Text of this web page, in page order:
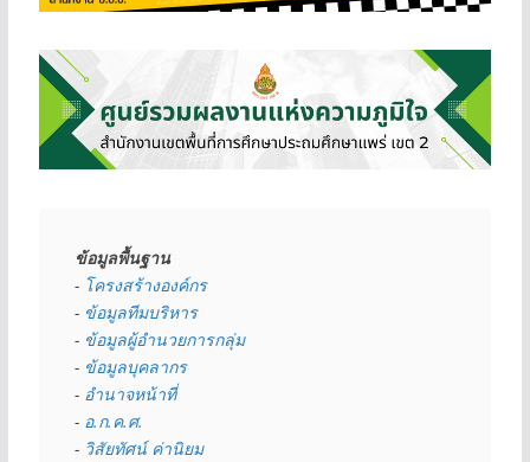
ข้อมูลพื้นฐาน
- โครงสร้างองค์กร
- ข้อมูลทีมบริหาร
- ข้อมูลผู้อำนวยการกลุ่ม
- ข้อมูลบุคลากร
- อำนาจหน้าที่
- อ.ก.ค.ศ.
- วิสัยทัศน์ ค่านิยม